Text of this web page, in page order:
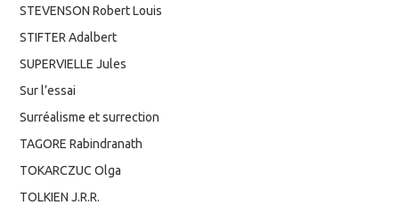
STEVENSON Robert Louis
STIFTER Adalbert
SUPERVIELLE Jules
Sur l’essai
Surréalisme et surrection
TAGORE Rabindranath
TOKARCZUC Olga
TOLKIEN J.R.R.